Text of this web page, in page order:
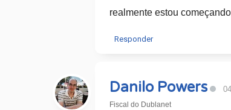
realmente estou
Responder
Danilo Powers
Fiscal do Dublanet